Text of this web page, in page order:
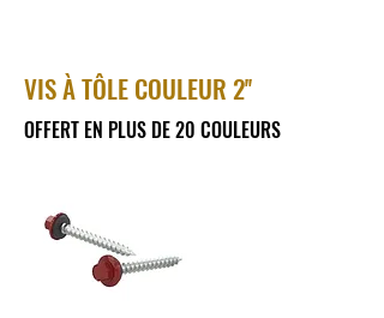
VIS À TÔLE COULEUR 2''
OFFERT EN PLUS DE 20 COULEURS